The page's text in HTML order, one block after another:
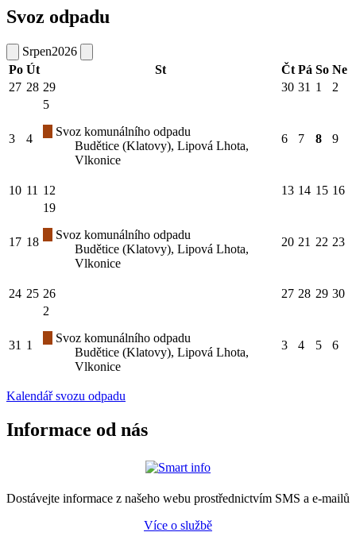
Svoz odpadu
Srpen2026
Po Út St Čt Pá So Ne
27 28 29 30 31 1 2
3 4
5
Svoz komunálního odpadu
Budětice (Klatovy), Lipová Lhota,
Vlkonice
6 7 8 9
10 11 12 13 14 15 16
17 18
19
Svoz komunálního odpadu
Budětice (Klatovy), Lipová Lhota,
Vlkonice
20 21 22 23
24 25 26 27 28 29 30
31 1
2
Svoz komunálního odpadu
Budětice (Klatovy), Lipová Lhota,
Vlkonice
3 4 5 6
Kalendář svozu odpadu
Informace od nás
Dostávejte informace z našeho webu prostřednictvím SMS a e-mailů
Více o službě